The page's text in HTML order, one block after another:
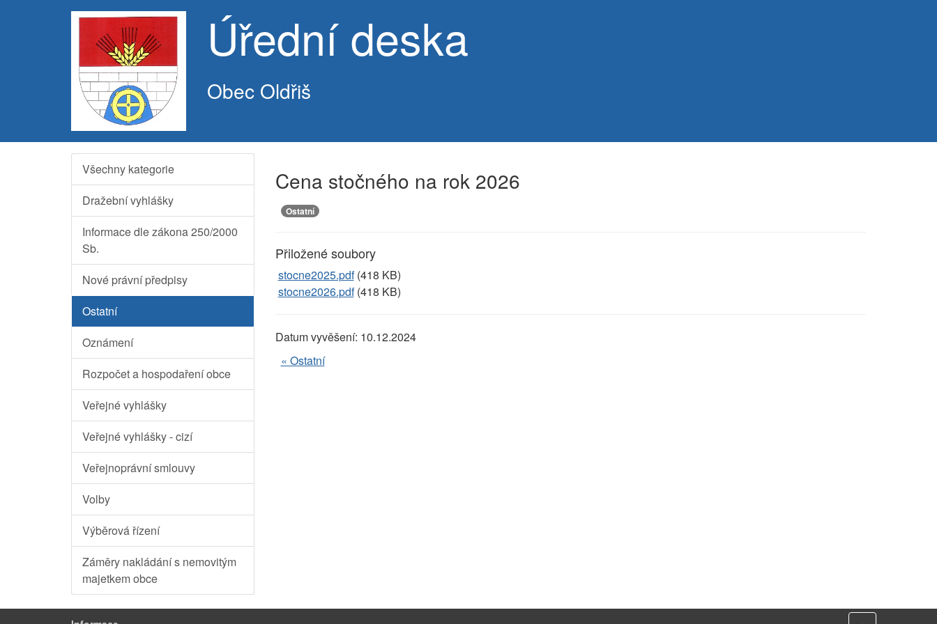
Úřední deska
Obec Oldřiš
Všechny kategorie
Dražební vyhlášky
Informace dle zákona 250/2000
Sb.
Nové právní předpisy
Ostatní
Oznámení
Rozpočet a hospodaření obce
Veřejné vyhlášky
Veřejné vyhlášky - cizí
Veřejnoprávní smlouvy
Volby
Výběrová řízení
Záměry nakládání s nemovitým
majetkem obce
Cena stočného na rok 2026
Ostatní
Přiložené soubory
stocne2025.pdf(418 KB)
stocne2026.pdf(418 KB)
Datum vyvěšení: 10.12.2024
« Ostatní